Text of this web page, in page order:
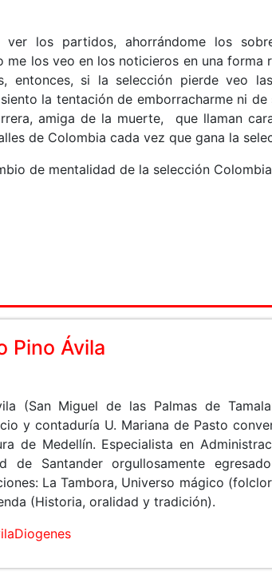
los partidos, ahorrándome los
los veo en los noticieros en una forma
entonces, si la selección pierde veo
la tentación de emborracharme ni de
amiga de la muerte, que llaman
de Colombia cada vez que gana la
de mentalidad de la selección
Pino Ávila
(San Miguel de las Palmas de
y contaduría U. Mariana de Pasto
de Medellín. Especialista en
de Santander orgullosamente
La Tambora, Universo mágico
(Historia, oralidad y tradición).